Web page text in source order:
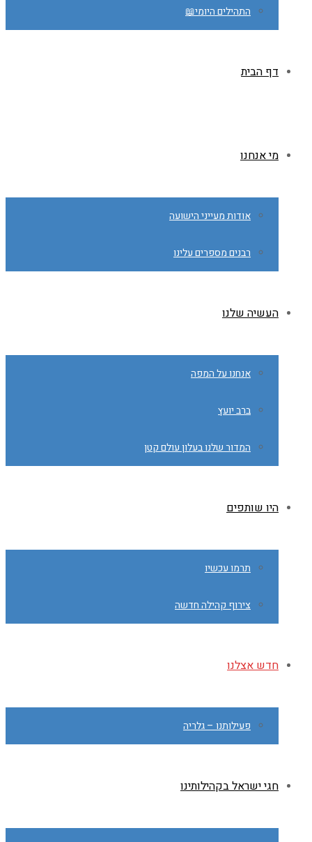
התהילים היומי📖
דף הבית
מי אנחנו
אודות מעייני הישועה
רבנים מספרים עלינו
העשיה שלנו
אנחנו על המפה
ברב יועץ
המדור שלנו בעלון עולם קטן
היו שותפים
תרמו עכשיו
צירוף קהילה חדשה
חדש אצלנו
פעילותנו – גלריה
חגי ישראל בקהילותינו